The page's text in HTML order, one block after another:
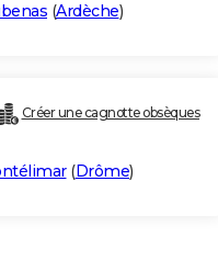
(Ardèche)
Créer une cagnotte obsèques
(Drôme)